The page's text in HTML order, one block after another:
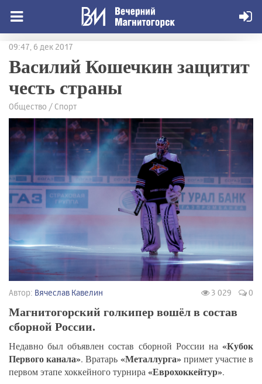
09:47, 6 дек 2017
Василий Кошечкин защитит
честь страны
Общество / Спорт
Автор: Вячеслав Кавелин 3 029 0
Магнитогорский голкипер вошёл в состав
сборной России.
Недавно был объявлен состав сборной России на «Кубок
Первого канала». Вратарь «Металлурга»примет участие в
первом этапе хоккейного турнира«Еврохоккейтур».